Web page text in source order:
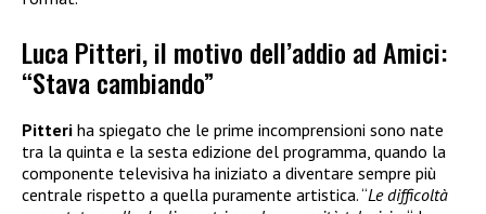
Luca Pitteri, il motivo dell’addio ad Amici:
“Stava cambiando”
Pitteri ha spiegato che le prime incomprensioni sono nate
tra la quinta e la sesta edizione del programma, quando la
componente televisiva ha iniziato a diventare sempre più
centrale rispetto a quella puramente artistica. “Le difficoltà